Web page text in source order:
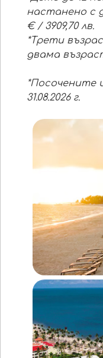
настанено с
€ / 3909,70 лв.
*Трети
двама
*Посочените
31.08.2026 г.